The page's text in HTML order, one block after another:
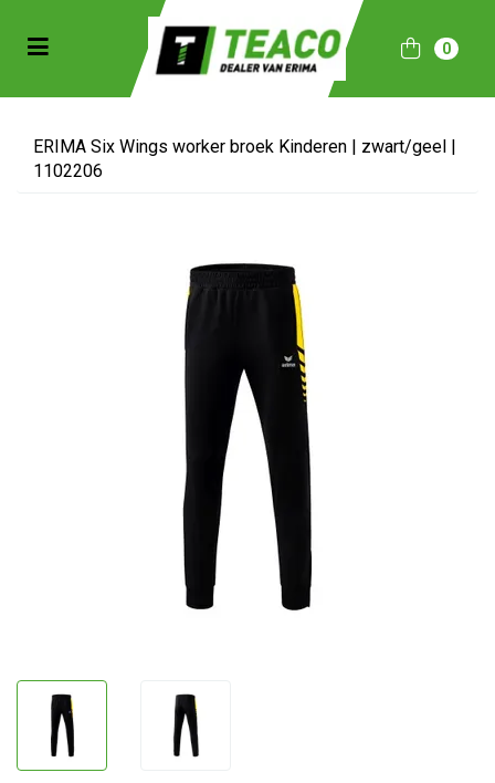
(Sportkleding)
(Collecties)
Toggle navigation 0
ERIMA Six Wings worker broek Kinderen | zwart/geel |
1102206